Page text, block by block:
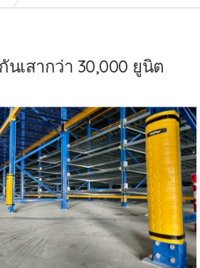
เสากว่า 30,000 ยูนิต